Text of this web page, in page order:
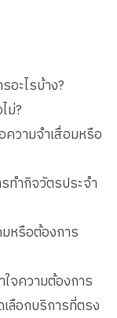
อะไรบ้าง?
ม่?
ความจำเสื่อมหรือ
ทำกิจวัตรประจำ
หรือต้องการ
ใจความต้องการ
ลือกบริการที่ตรง